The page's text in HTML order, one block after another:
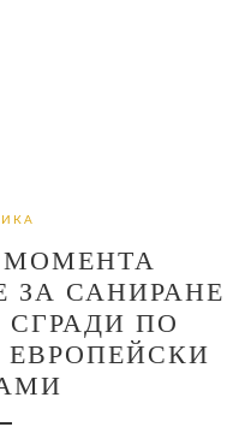
ЗА САНИРАНЕ
ПО